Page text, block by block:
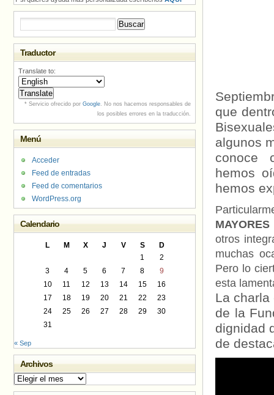
que
algunos
conoce
hemos
hemos
otros
muchas
Pero lo
esta
La
de la
dignidad
de
Traductor
Translate to:
* Servicio ofrecido por Google. No nos hacemos responsables de
los posibles errores en la traducción.
Menú
Acceder
Feed de entradas
Feed de comentarios
WordPress.org
Calendario
L M X J V S
D
1
2
3
4 5 6 7 8
9
10
11 12 13 14 15
16
17
18 19 20 21 22
23
24
25 26 27 28 29
30
31
« Sep
Archivos
Archivos